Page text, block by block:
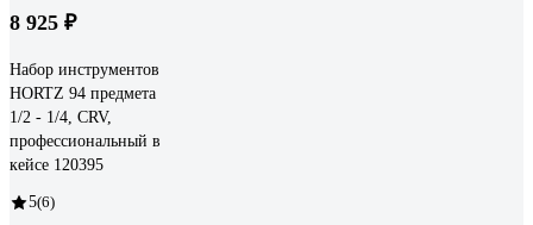
8 925 ₽
Набор инструментов
HORTZ 94 предмета
1/2 - 1/4, CRV,
профессиональный в
кейсе 120395
5(6)